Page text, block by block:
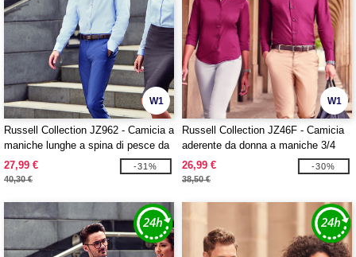
W1
Russell Collection JZ962 - Camicia a
maniche lunghe a spina di pesce da
uomo
27,99 €
40,30 €
-31%
W1
Russell Collection JZ46F - Camicia
aderente da donna a maniche 3/4
26,99 €
38,50 €
-30%